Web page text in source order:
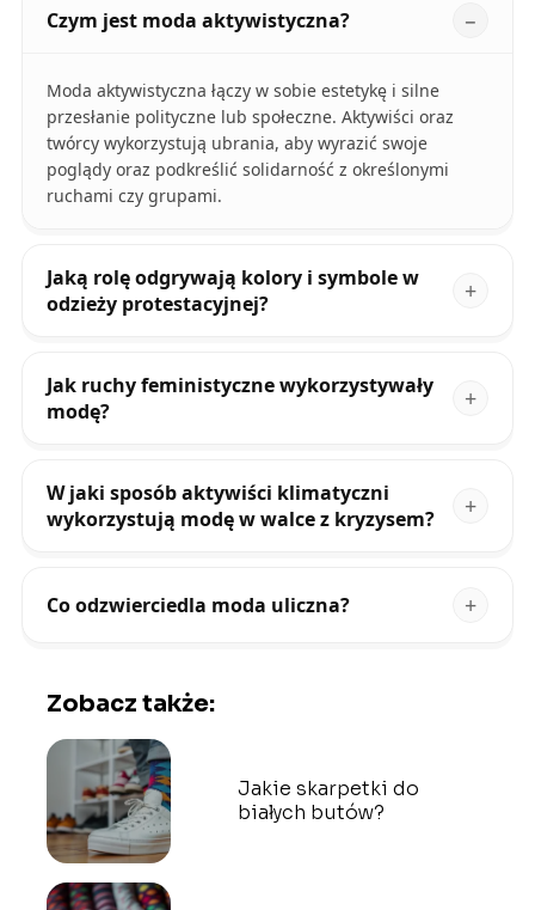
Czym jest moda aktywistyczna?
Moda aktywistyczna łączy w sobie estetykę i silne
przesłanie polityczne lub społeczne. Aktywiści oraz
twórcy wykorzystują ubrania, aby wyrazić swoje
poglądy oraz podkreślić solidarność z określonymi
ruchami czy grupami.
Jaką rolę odgrywają kolory i symbole w
odzieży protestacyjnej?
Jak ruchy feministyczne wykorzystywały
modę?
W jaki sposób aktywiści klimatyczni
wykorzystują modę w walce z kryzysem?
Co odzwierciedla moda uliczna?
Zobacz także:
Jakie skarpetki do
białych butów?